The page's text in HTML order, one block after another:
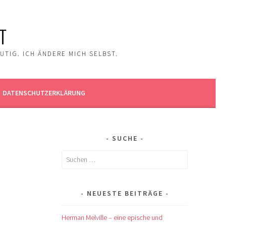
ICH ÄNDERE MICH SELBST.
DATENSCHUTZERKLÄRUNG
SUCHE
Suchen
NEUESTE BEITRÄGE
Herman Melville – eine epische und